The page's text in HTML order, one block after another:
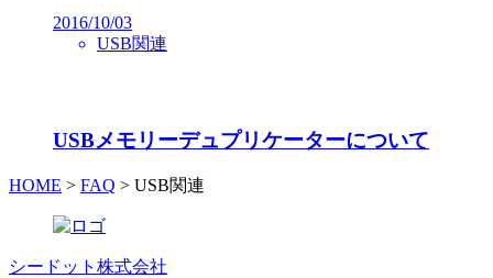
2016/10/03
USB関連
USBメモリーデュプリケーターについて
HOME > FAQ > USB関連
シードット株式会社